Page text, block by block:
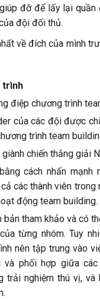
đỡ để lấy lại quần
đội đối thủ.
về đích của mình
trình
điệp chương trình
của các đội được
trình team
chiến thắng giải
cách nhấn mạnh
các thành viên trong
động team building.
tham khảo và có
từng nhóm. Tuy
nên tập trung vào
và phối hợp giữa
trải nghiệm thú vị, và